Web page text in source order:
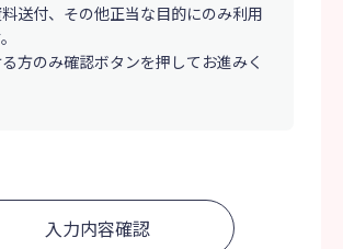
送付、その他正当な目的にのみ利用
方のみ確認ボタンを押してお進みく